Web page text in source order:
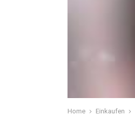
Home Einkaufen